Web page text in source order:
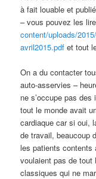
à fait louable et
– vous pouvez les
content/uploads/
avril2015.pdf et tout
On a du contacter
auto-asservies –
ne s’occupe pas
tout le monde avait
cardiaque car si oui,
de travail, beaucoup
les patients contents
voulaient pas de tout
classiques qui ne